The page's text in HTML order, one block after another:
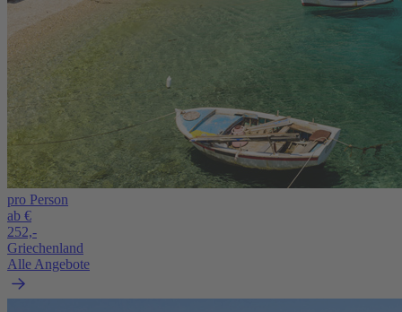
pro Person
ab €
252,-
Griechenland
Alle Angebote